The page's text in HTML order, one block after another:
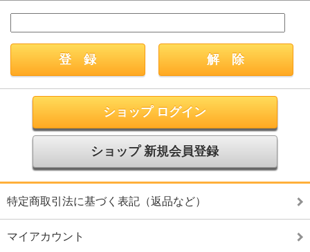
ショップ ログイン
ショップ 新規会員登録
特定商取引法に基づく表記（返品など）
マイアカウント